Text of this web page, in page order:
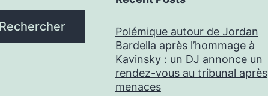
Rechercher
Polémique autour de Jordan
Bardella après l’hommage à
Kavinsky : un DJ annonce un
rendez-vous au tribunal après
menaces